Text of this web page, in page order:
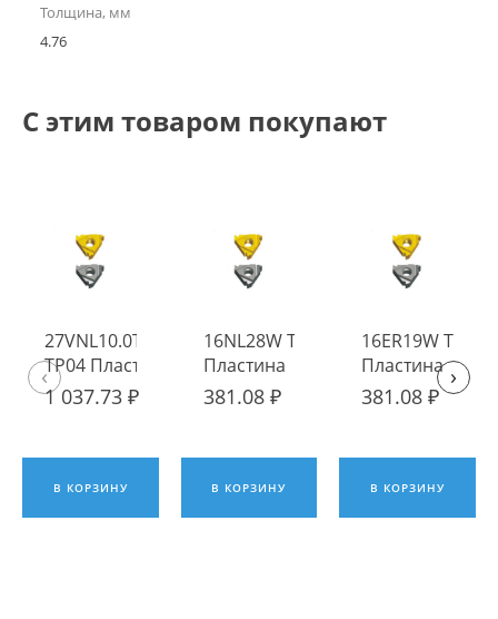
Толщина, мм
4.76
С этим товаром покупают
27VNL10.0TR
TP04 Пластина
твердосплавная
1 037.73 ₽
В КОРЗИНУ
16NL28W TP04
Пластина
твердосплавная
381.08 ₽
В КОРЗИНУ
16ER19W TP04
Пластина
381.08 ₽
В КОРЗИНУ
‹ ›